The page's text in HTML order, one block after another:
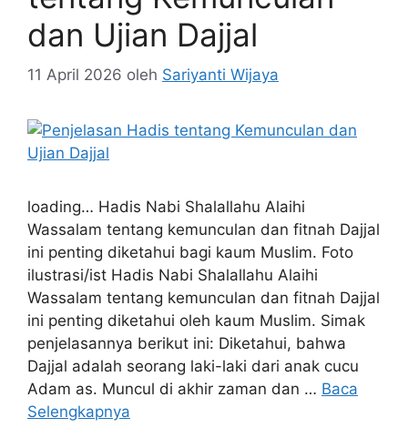
dan Ujian Dajjal
11 April 2026 oleh Sariyanti Wijaya
loading… Hadis Nabi Shalallahu Alaihi
Wassalam tentang kemunculan dan fitnah Dajjal
ini penting diketahui bagi kaum Muslim. Foto
ilustrasi/ist Hadis Nabi Shalallahu Alaihi
Wassalam tentang kemunculan dan fitnah Dajjal
ini penting diketahui oleh kaum Muslim. Simak
penjelasannya berikut ini: Diketahui, bahwa
Dajjal adalah seorang laki-laki dari anak cucu
Adam as. Muncul di akhir zaman dan … Baca
Selengkapnya